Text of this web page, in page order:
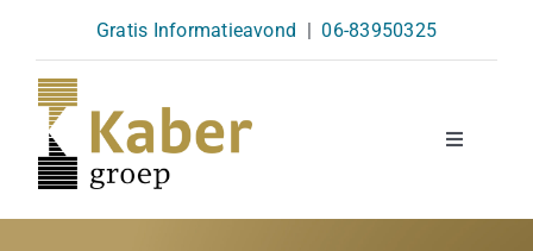
content
Gratis Informatieavond | 06-83950325
Toggle
Opleidingen